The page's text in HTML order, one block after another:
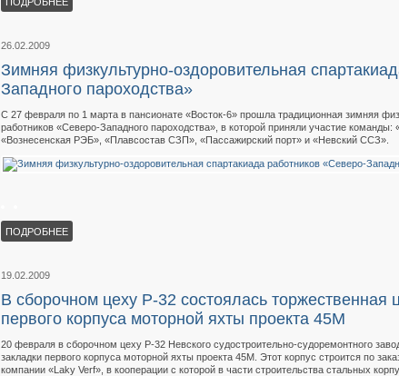
26.02.2009
Зимняя физкультурно-оздоровительная
Западного пароходства»
С 27 февраля по 1 марта в пансионате «Восток-6» прошла традиционная зимняя
работников «Северо-Западного пароходства», в которой приняли участие
«Вознесенская РЭБ», «Плавсостав СЗП», «Пассажирский порт» и «Невский ССЗ».
ПОДРОБНЕЕ
19.02.2009
В сборочном цеху Р-32 состоялась торжественная
первого корпуса моторной яхты проекта 45М
20 февраля в сборочном цеху Р-32 Невского судостроительно-судоремонтного
закладки первого корпуса моторной яхты проекта 45М. Этот корпус строится по
компании «Laky Verf», в кооперации с которой в части строительства стальных